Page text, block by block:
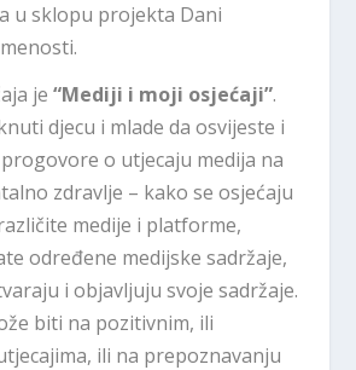
u sklopu projekta Dani
je “Mediji i moji osjećaji”.
djecu i mlade da osvijeste i
o utjecaju medija na
zdravlje – kako se osjećaju
medije i platforme,
određene medijske sadržaje,
i objavljuju svoje sadržaje.
biti na pozitivnim, ili
ili na prepoznavanju